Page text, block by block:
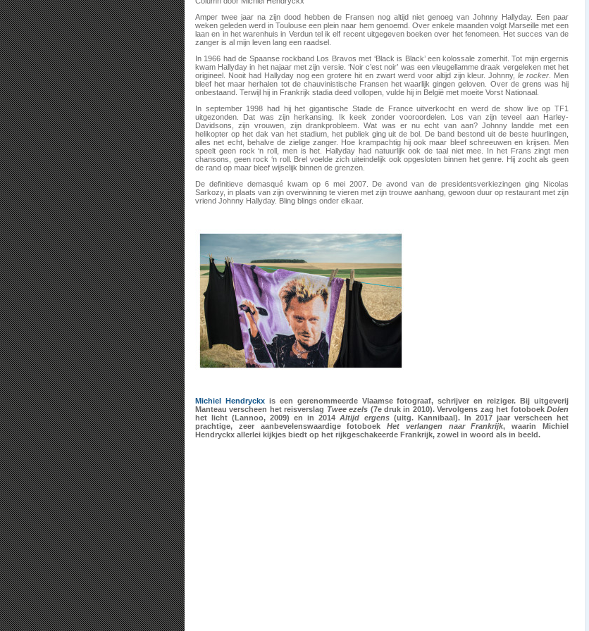
Amper twee jaar na zijn dood hebben de Fransen nog altijd niet genoeg van Johnny Hallyday. Een paar
weken geleden werd in Toulouse een plein naar hem genoemd. Over enkele maanden volgt Marseille met een
laan en in het warenhuis in Verdun tel ik elf recent uitgegeven boeken over het fenomeen. Het succes van de
zanger is al mijn leven lang een raadsel.
In 1966 had de Spaanse rockband Los Bravos met ‘Black is Black’ een kolossale zomerhit. Tot mijn ergernis
kwam Hallyday in het najaar met zijn versie. ‘Noir c’est noir’ was een vleugellamme draak vergeleken met het
origineel. Nooit had Hallyday nog een grotere hit en zwart werd voor altijd zijn kleur. Johnny,le rocker . Men
bleef het maar herhalen tot de chauvinistische Fransen het waarlijk gingen geloven. Over de grens was hij
onbestaand. Terwijl hij in Frankrijk stadia deed vollopen, vulde hij in België met moeite Vorst Nationaal.
In september 1998 had hij het gigantische Stade de France uitverkocht en werd de show live op TF1
uitgezonden. Dat was zijn herkansing. Ik keek zonder vooroordelen. Los van zijn teveel aan Harley-
Davidsons, zijn vrouwen, zijn drankprobleem. Wat was er nu echt van aan? Johnny landde met een
helikopter op het dak van het stadium, het publiek ging uit de bol. De band bestond uit de beste huurlingen,
alles net echt, behalve de zielige zanger. Hoe krampachtig hij ook maar bleef schreeuwen en krijsen. Men
speelt geen rock ‘n roll, men is het. Hallyday had natuurlijk ook de taal niet mee. In het Frans zingt men
chansons, geen rock ‘n roll. Brel voelde zich uiteindelijk ook opgesloten binnen het genre. Hij zocht als geen
de rand op maar bleef wijselijk binnen de grenzen.
De definitieve demasqué kwam op 6 mei 2007. De avond van de presidentsverkiezingen ging Nicolas
Sarkozy, in plaats van zijn overwinning te vieren met zijn trouwe aanhang, gewoon duur op restaurant met zijn
vriend Johnny Hallyday. Bling blings onder elkaar.
Michiel Hendryckxis een gerenommeerde Vlaamse fotograaf, schrijver en reiziger. Bij uitgeverij
Manteau verscheen het reisverslag Twee ezels (7e druk in 2010). Vervolgens zag het fotoboekDolen
het licht (Lannoo, 2009) en in 2014Altijd ergens(uitg. Kannibaal). In 2017 jaar verscheen het
prachtige, zeer aanbevelenswaardige fotoboekHet verlangen naar Frankrijk, waarin Michiel
Hendryckx allerlei kijkjes biedt op het rijkgeschakeerde Frankrijk, zowel in woord als in beeld.